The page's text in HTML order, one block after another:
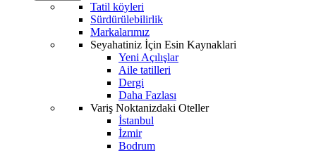
Tatil köyleri
Sürdürülebilirlik
Markalarımız
Seyahatiniz İçin Esin Kaynaklari
Yeni Açılışlar
Aile tatilleri
Dergi
Daha Fazlası
Variş Noktanizdaki Oteller
İstanbul
İzmir
Bodrum